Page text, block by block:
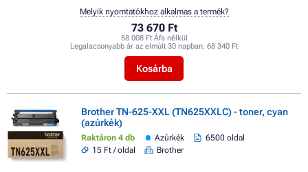
73 670 Ft
58 008 Ft Áfa nélkül
Legalacsonyabb ár az elmúlt 30 napban: 68 340 Ft
Kosárba
Melyik nyomtatókhoz alkalmas a termék?
Brother TN-625-XXL (TN625XXLC) - toner, cyan
(azúrkék)
Raktáron 4 db Azúrkék
6500 oldal
15 Ft / oldal
Brother